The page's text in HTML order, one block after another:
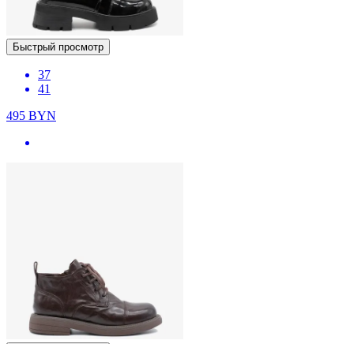
Быстрый просмотр
37
41
495 BYN